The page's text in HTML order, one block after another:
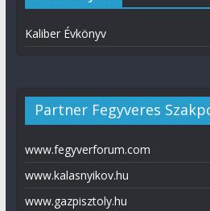
Kaliber Évkönyv
Partner Fegyveres
www.fegyverforum.com
www.kalasnyikov.hu
www.gazpisztoly.hu